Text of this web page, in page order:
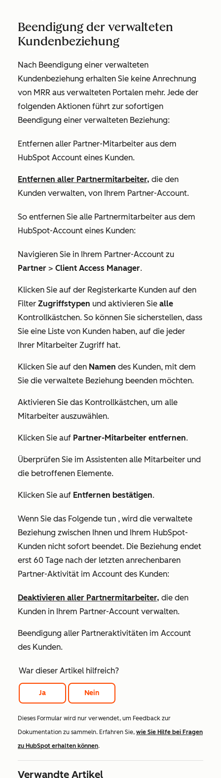
Beendigung der verwalteten
Kundenbeziehung
Nach Beendigung einer verwalteten
Kundenbeziehung erhalten Sie keine Anrechnung
von MRR aus verwalteten Portalen mehr. Jede der
folgenden Aktionen führt zur sofortigen
Beendigung einer verwalteten Beziehung:
Entfernen aller Partner-Mitarbeiter aus dem
HubSpot Account eines Kunden.
Entfernen aller Partnermitarbeiter, die den
Kunden verwalten, von Ihrem Partner-Account.
So entfernen Sie alle Partnermitarbeiter aus dem
HubSpot-Account eines Kunden:
Navigieren Sie in Ihrem Partner-Account zu
Partner > Client Access Manager.
Klicken Sie auf der Registerkarte Kunden auf den
Filter Zugriffstypen und aktivieren Sie alle
Kontrollkästchen. So können Sie sicherstellen, dass
Sie eine Liste von Kunden haben, auf die jeder
Ihrer Mitarbeiter Zugriff hat.
Klicken Sie auf den Namen des Kunden, mit dem
Sie die verwaltete Beziehung beenden möchten.
Aktivieren Sie das Kontrollkästchen, um alle
Mitarbeiter auszuwählen.
Klicken Sie auf Partner-Mitarbeiter entfernen.
Überprüfen Sie im Assistenten alle Mitarbeiter und
die betroffenen Elemente.
Klicken Sie auf Entfernen bestätigen.
Wenn Sie das Folgende tun , wird die verwaltete
Beziehung zwischen Ihnen und Ihrem HubSpot-
Kunden nicht sofort beendet. Die Beziehung endet
erst 60 Tage nach der letzten anrechenbaren
Partner-Aktivität im Account des Kunden:
Deaktivieren aller Partnermitarbeiter, die den
Kunden in Ihrem Partner-Account verwalten.
Beendigung aller Partneraktivitäten im Account
des Kunden.
War dieser Artikel hilfreich?
Ja Nein
Dieses Formular wird nur verwendet, um Feedback zur
Dokumentation zu sammeln. Erfahren Sie, wie Sie Hilfe bei Fragen
zu HubSpot erhalten können.
Verwandte Artikel